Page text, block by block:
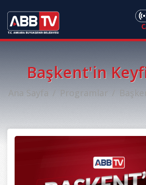
Başkent'in
Ana Sayfa Programlar